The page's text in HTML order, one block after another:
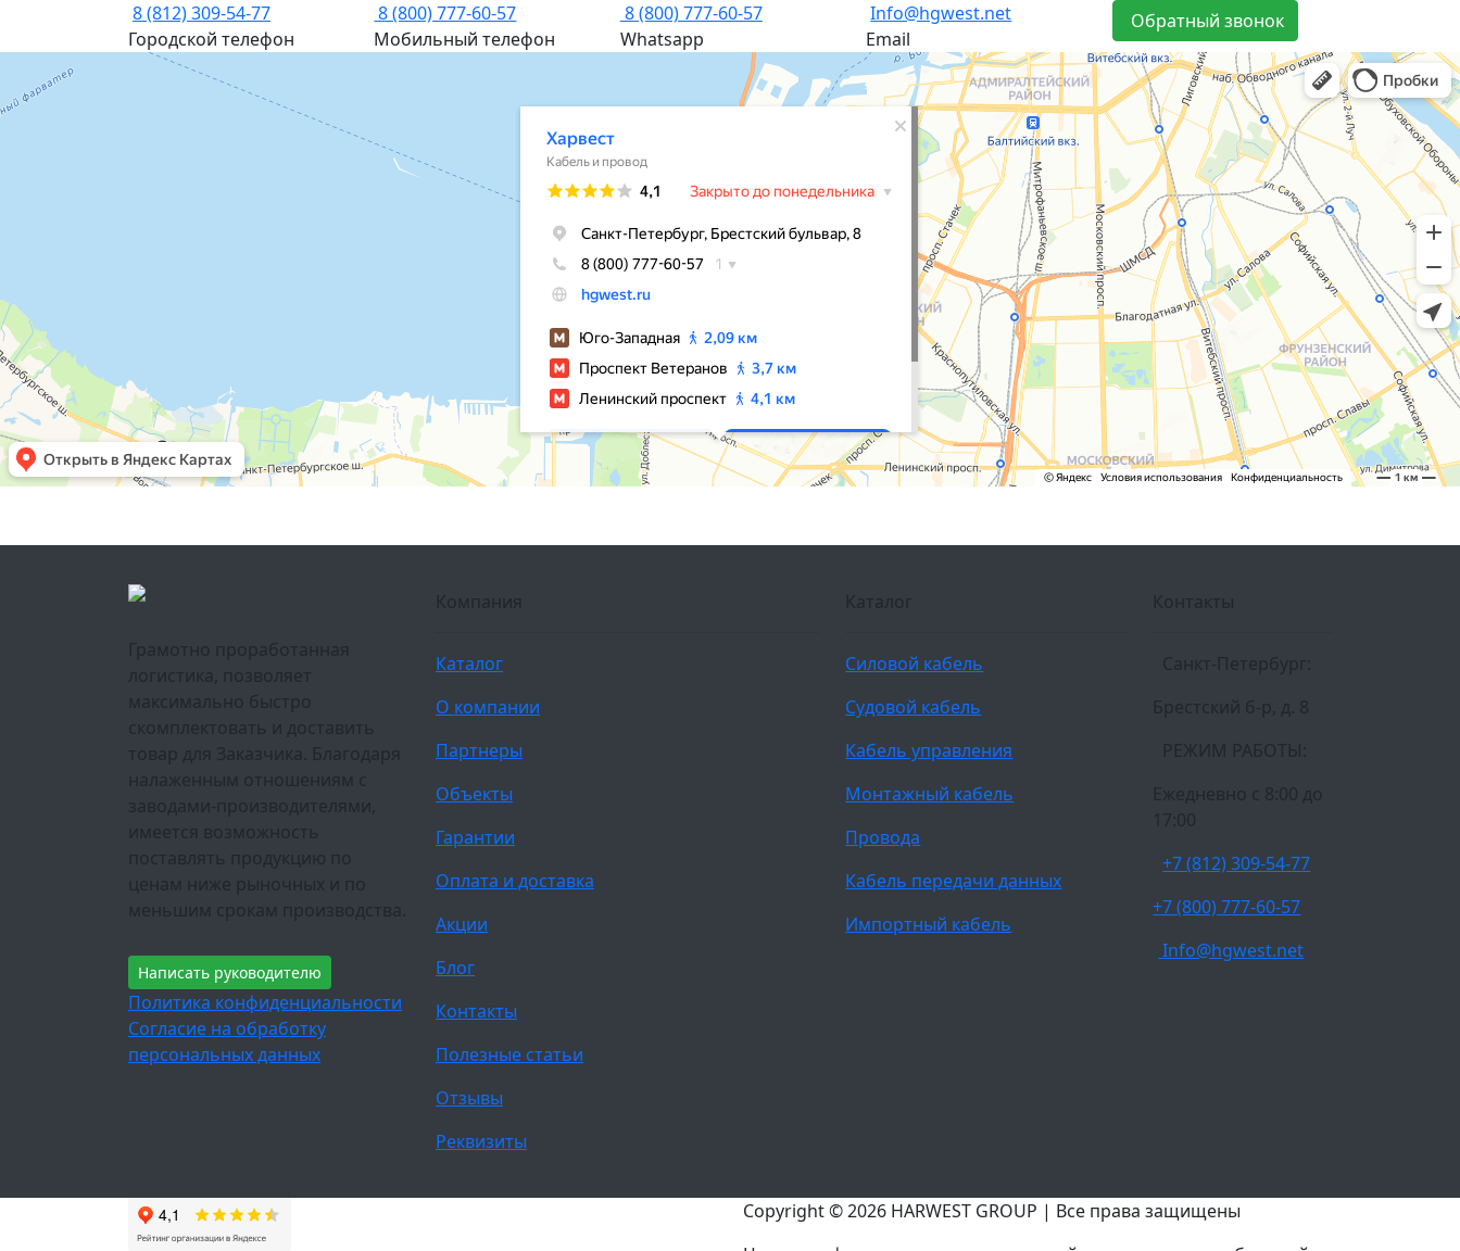
8 (812) 309-54-77
Городской телефон
8 (800) 777-60-57
Мобильный телефон
8 (800) 777-60-57
Whatsapp
Info@hgwest.net
Email
Обратный звонок
Грамотно проработанная
логистика, позволяет
максимально быстро
скомплектовать и доставить
товар для Заказчика. Благодаря
налаженным отношениям с
заводами-производителями,
имеется возможность
поставлять продукцию по
ценам ниже рыночных и по
меньшим срокам производства.
Написать руководителю
Политика конфиденциальности
Согласие на обработку
персональных данных
Компания
Каталог
О компании
Партнеры
Объекты
Гарантии
Оплата и доставка
Акции
Блог
Контакты
Полезные статьи
Отзывы
Реквизиты
Каталог
Силовой кабель
Судовой кабель
Кабель управления
Монтажный кабель
Провода
Кабель передачи данных
Импортный кабель
Контакты
Санкт-Петербург:
Брестский б-р, д. 8
РЕЖИМ РАБОТЫ:
Ежедневно c 8:00 до
17:00
+7 (812) 309-54-77
+7 (800) 777-60-57
Info@hgwest.net
Copyright © 2026 HARWEST GROUP | Все права защищены